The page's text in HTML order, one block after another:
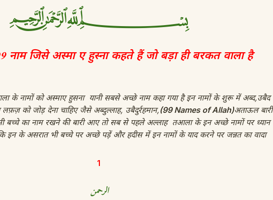
﷽
नाम जिसे अस्मा ए हुस्ना कहते हैं जो बड़ा ही बरकत वाला है
के नामों को अस्माए हुसना यानी सबसे अच्छे नाम कहा गया है इन नामों के शुरू में अब्द,उबैद
को जोड़ देना चाहिए जैसे अब्दुल्लाह, उबैदुर्रहमान,(99 Names of Allah)अताऊल बारी
बच्चे का नाम रखने की बारी आए तो सब से पहले अल्लाह तआला के इन अच्छे नामों पर ध्यान
इन के असरात भी बच्चे पर अच्छे पड़ें और हदीस में इन नामों के याद करने पर जन्नत का वादा
1
الرحمن